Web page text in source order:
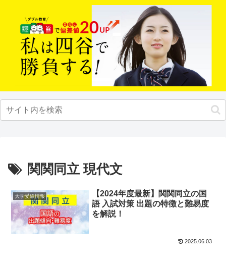
関関同立 現代文
大学受験情報
【2024年度最新】関関同立の国
語 入試対策 出題の特徴と難易度
を解説！
2025.06.03